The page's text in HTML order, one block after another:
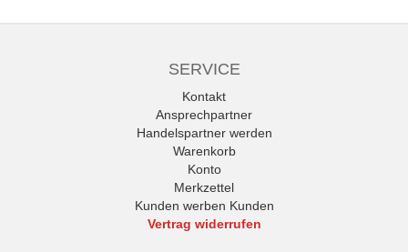
SERVICE
Kontakt
Ansprechpartner
Handelspartner werden
Warenkorb
Konto
Merkzettel
Kunden werben Kunden
Vertrag widerrufen